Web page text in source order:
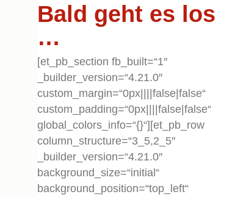
Bald geht es los
…
[et_pb_section fb_built=“1″
_builder_version=“4.21.0″
custom_margin=“0px||||false|false“
custom_padding=“0px||||false|false“
global_colors_info=“{}“][et_pb_row
column_structure=“3_5,2_5″
_builder_version=“4.21.0″
background_size=“initial“
background_position=“top_left“